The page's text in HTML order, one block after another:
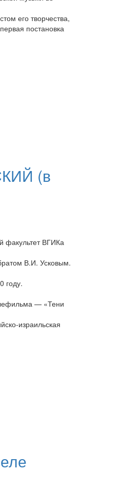
его творчества,
постановка
(в
факультет ВГИКа
В.И. Усковым.
году.
— «Тени
израильская